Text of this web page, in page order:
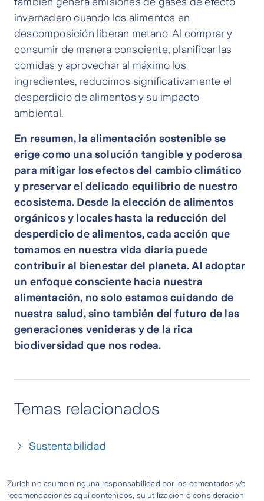
invernadero cuando los alimentos en
descomposición liberan metano. Al comprar y
consumir de manera consciente, planificar las
comidas y aprovechar al máximo los
ingredientes, reducimos significativamente el
desperdicio de alimentos y su impacto
ambiental.
En resumen, la alimentación sostenible se
erige como una solución tangible y poderosa
para mitigar los efectos del cambio climático
y preservar el delicado equilibrio de nuestro
ecosistema. Desde la elección de alimentos
orgánicos y locales hasta la reducción del
desperdicio de alimentos, cada acción que
tomamos en nuestra vida diaria puede
contribuir al bienestar del planeta. Al adoptar
un enfoque consciente hacia nuestra
alimentación, no solo estamos cuidando de
nuestra salud, sino también del futuro de las
generaciones venideras y de la rica
biodiversidad que nos rodea.
Temas relacionados
Sustentabilidad
Zurich no asume ninguna responsabilidad por los comentarios y/o
recomendaciones aquí contenidos, su utilización o consideración